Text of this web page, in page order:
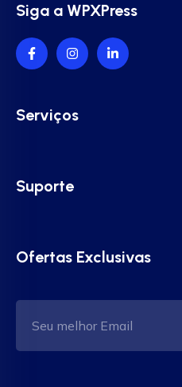
Siga a WPXPress
Serviços
Suporte
Ofertas Exclusivas